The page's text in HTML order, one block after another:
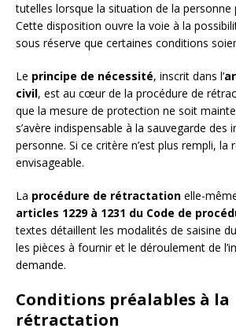
tutelles lorsque la situation de la personne
Cette disposition ouvre la voie à la
sous réserve que certaines conditions
Le principe de nécessité, inscrit dans l’
civil, est au cœur de la procédure de
que la mesure de protection ne soit
s’avère indispensable à la sauvegarde des
personne. Si ce critère n’est plus rempli,
envisageable.
La procédure de rétractation elle-
articles 1229 à 1231 du Code de
textes détaillent les modalités de saisine
les pièces à fournir et le déroulement de
demande.
Conditions préalables à la
rétractation